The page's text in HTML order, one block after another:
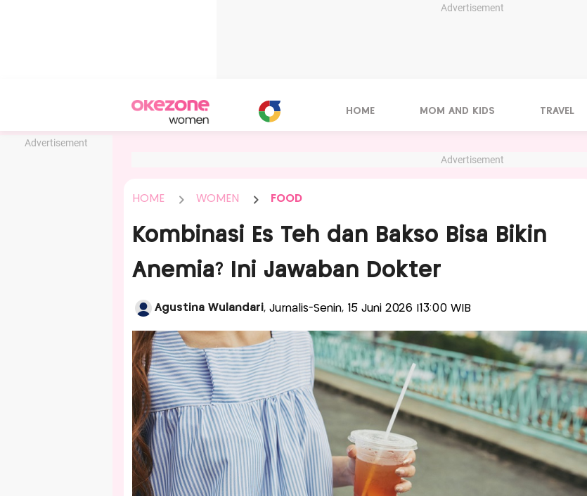
Advertisement
Advertisement
HOME MOM AND KIDS TRAVEL
Advertisement
HOME WOMEN FOOD
Kombinasi Es Teh dan Bakso Bisa Bikin
Anemia? Ini Jawaban Dokter
Agustina Wulandari, Jurnalis-Senin, 15 Juni 2026 |13:00 WIB